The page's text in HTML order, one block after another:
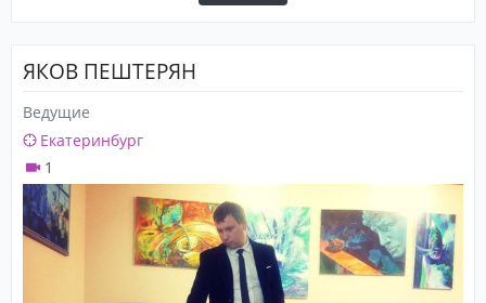
ЯКОВ ПЕШТЕРЯН
Ведущие
Екатеринбург
1